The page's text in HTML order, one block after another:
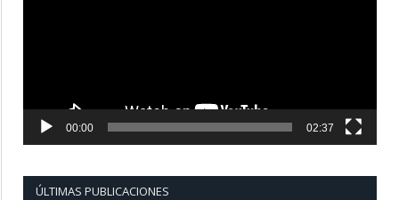
00:00 02:37
ÚLTIMAS PUBLICACIONES